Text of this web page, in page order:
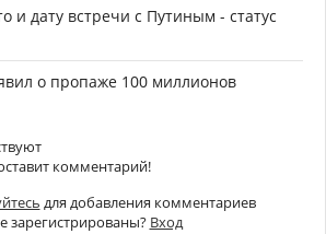
и дату встречи с Путиным - статус
о пропаже 100 миллионов
комментарий!
для добавления комментариев
зарегистрированы? Вход